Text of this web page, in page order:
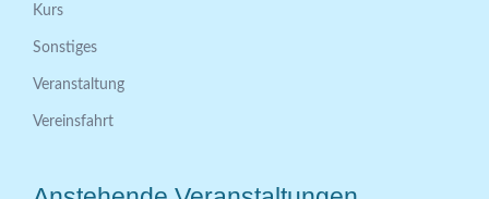
Kurs
Sonstiges
Veranstaltung
Vereinsfahrt